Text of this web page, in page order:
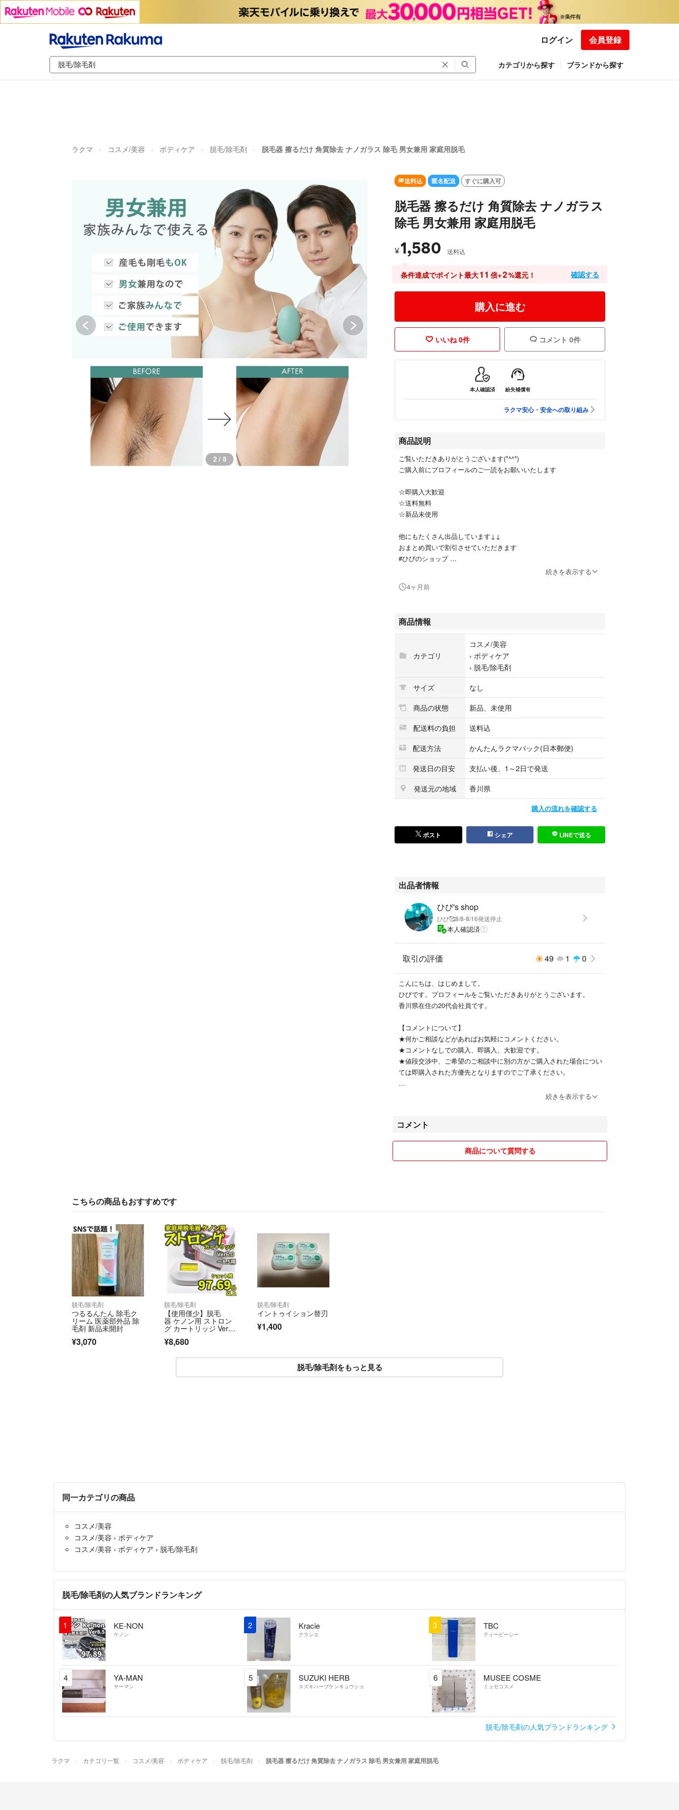
ログイン 会員登録
カテゴリから探す ブランドから探す
ラクマ コスメ/美容 ボディケア 脱毛/除毛剤 脱毛器 擦るだけ 角質除去 ナノガラス 除毛 男女兼用 家庭用脱毛
3 / 8
送料込 匿名配送 すぐに購入可
脱毛器 擦るだけ 角質除去 ナノガラス
除毛 男女兼用 家庭用脱毛
¥1,580 送料込
条件達成でポイント最大11 倍+2%還元！ 確認する
購入に進む
いいね 0件 コメント 0件
本人確認済 紛失補償有
ラクマ安心・安全への取り組み
商品説明
ご覧いただきありがとうございます(*^^*)
ご購入前にプロフィールのご一読をお願いいたします
☆即購入大歓迎
☆送料無料
☆新品未使用
他にもたくさん出品しています↓↓
おまとめ買いで割引させていただきます
#ひびのショップ
【革新登場・物理無痛脱毛器】
ソリと比べ、この無痛脱毛器はより優しい方法で肌の毛を除去。肌を
傷つけるリスクがほとんどなく、より滑らかで快適な脱毛体験を実現
し、肌への負担を最小限に抑えます。
【超軽量・出張対応・旅行対応】
カバンに入れてもかさばらず、外出や旅行にも最適！お風呂あがりや
外出前、旅行先など、シーンを問わずいつでもどこでもサッと使えま
す。使用後はそのまま水で丸洗い可能なので、いつでも清潔に保てま
す。コンパクトで携帯性に優れた、頼れるお手入れアイテムです。
使用方法は簡単で、脱毛初心者でも安心して使用できます。使用後は
水で直接洗うことができ、いつでも清潔を保てます。使用方法：①軽
く拭き取る → ②円を描くように優しくマッサージ → ③水で洗い流す
か拭き取るだけで完了！
最新の研究開発技術環境にやさしい高品質使用しており、耐久性に優
れ、繰り返し使用可能な持続可能な製品です。、本製品の接触面はよ
り滑らかで、痛みと肌への刺激を最小限に抑え、安心して使用できま
続きを表示する
4ヶ月前
商品情報
カテゴリ
コスメ/美容
› ボディケア
› 脱毛/除毛剤
サイズ
なし
商品の状態
新品、未使用
配送料の負担
送料込
配送方法
かんたんラクマパック(日本郵便)
発送日の目安
支払い後、1～2日で発送
発送元の地域
香川県
購入の流れを確認する
ポスト シェア LINEで送る
出品者情報
ひび's shop
ひび🥰8/8-8/16発送停止
本人確認済
取引の評価 49 1 0
こんにちは、はじめまして。
ひびです。プロフィールをご覧いただきありがとうございます。
香川県在住の20代会社員です。
【コメントについて】
★何かご相談などがあればお気軽にコメントください。
★コメントなしでの購入、即購入、大歓迎です。
★値段交渉中、ご希望のご相談中に別の方がご購入された場合につい
ては即購入された方優先となりますのでご了承ください。
【保管状態】
★喫煙なし
続きを表示する
コメント
商品について質問する
こちらの商品もおすすめです
脱毛/除毛剤
つるるんたん 除毛ク
リーム 医薬部外品 除
毛剤 新品未開封
¥3,070
脱毛/除毛剤
【使用僅少】脱毛
器 ケノン用 ストロン
グ カートリッジ Ver6
¥8,680
脱毛/除毛剤
イントゥイション替刃
¥1,400
脱毛/除毛剤をもっと見る
同一カテゴリの商品
コスメ/美容
コスメ/美容 › ボディケア
コスメ/美容 › ボディケア › 脱毛/除毛剤
脱毛/除毛剤の人気ブランドランキング
1 KE-NON
ケノン
2 Kracie
クラシエ
3 TBC
ティービーシー
4 YA-MAN
ヤーマン
5 SUZUKI HERB
スズキハーブケンキュウショ
6 MUSEE COSME
ミュゼコスメ
脱毛/除毛剤の人気ブランドランキング
ラクマ カテゴリ一覧 コスメ/美容 ボディケア 脱毛/除毛剤 脱毛器 擦るだけ 角質除去 ナノガラス 除毛 男女兼用 家庭用脱毛